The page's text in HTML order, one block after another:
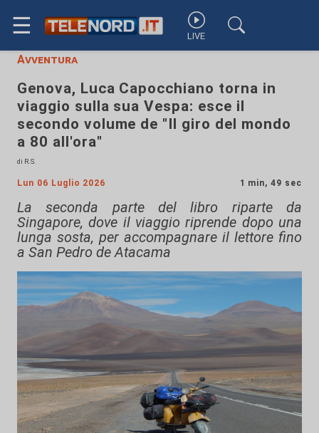
☰ LIVE
Avventura
Genova, Luca Capocchiano torna in
viaggio sulla sua Vespa: esce il
secondo volume de "Il giro del mondo
a 80 all'ora"
di R.S.
Lun 06 Luglio 2026 1 min, 49 sec
La seconda parte del libro riparte da
Singapore, dove il viaggio riprende dopo una
lunga sosta, per accompagnare il lettore fino
a San Pedro de Atacama